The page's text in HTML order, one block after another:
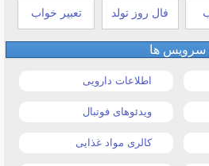
فال روز تولد تعبیر خواب
سرویس ها
اطلاعات دارویی
ویدئوهای فوتبال
کالری مواد غذایی